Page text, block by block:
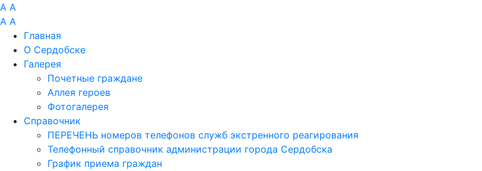
A A
A A
Главная
О Сердобске
Галерея
Почетные граждане
Аллея героев
Фотогалерея
Справочник
ПЕРЕЧЕНЬ номеров телефонов служб экстренного реагирования
Телефонный справочник администрации города Сердобска
График приема граждан